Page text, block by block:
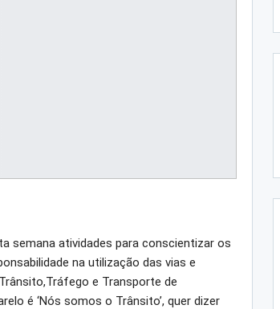
semana atividades para conscientizar os
na utilização das vias e
e Transporte de
é ‘Nós somos o Trânsito’, quer dizer